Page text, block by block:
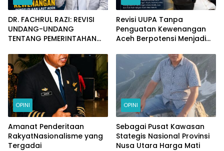
DR. FACHRUL RAZI: REVISI
UNDANG-UNDANG
TENTANG PEMERINTAHAN
KEWENANGAN
PENGELOLAAN LAUT ACEH
HINGGA 200 MIL LAUT
Revisi UUPA Tanpa
Penguatan Kewenangan
Aceh Berpotensi Menjadi
OPINI
Amanat Penderitaan
RakyatNasionalisme yang
Tergadai
OPINI
Sebagai Pusat Kawasan
Stategis Nasional Provinsi
Nusa Utara Harga Mati